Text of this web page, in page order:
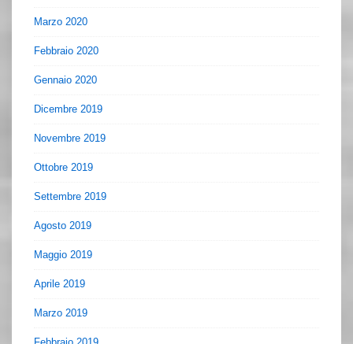
Marzo 2020
Febbraio 2020
Gennaio 2020
Dicembre 2019
Novembre 2019
Ottobre 2019
Settembre 2019
Agosto 2019
Maggio 2019
Aprile 2019
Marzo 2019